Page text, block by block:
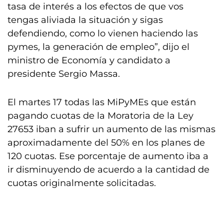
tasa de interés a los efectos de que vos
tengas aliviada la situación y sigas
defendiendo, como lo vienen haciendo las
pymes, la generación de empleo”, dijo el
ministro de Economía y candidato a
presidente Sergio Massa.
El martes 17 todas las MiPyMEs que están
pagando cuotas de la Moratoria de la Ley
27653 iban a sufrir un aumento de las mismas
aproximadamente del 50% en los planes de
120 cuotas. Ese porcentaje de aumento iba a
ir disminuyendo de acuerdo a la cantidad de
cuotas originalmente solicitadas.